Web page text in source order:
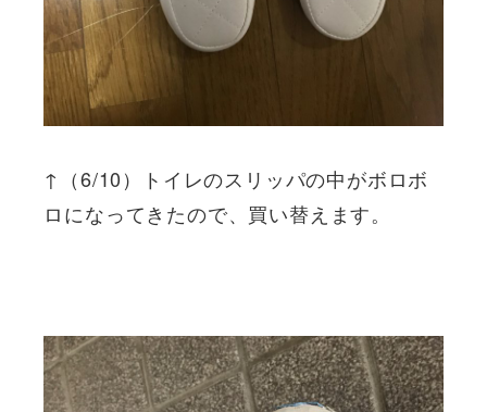
↑（6/10）トイレのスリッパの中がボロボ
ロになってきたので、買い替えます。